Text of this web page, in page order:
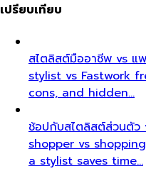
เปรียบเทียบ
สไตลิสต์มืออาชีพ vs แ
stylist vs Fastwork
cons, and hidden…
ช้อปกับสไตลิสต์ส่วนตัว
shopper vs
a stylist saves time…